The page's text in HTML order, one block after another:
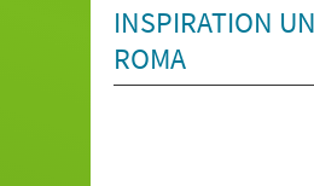
INSPIRATION
ROMA